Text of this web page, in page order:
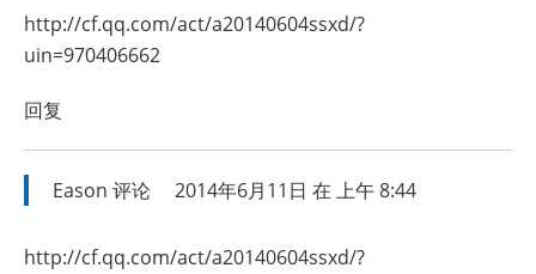
http://cf.qq.com/act/a20140604ssxd/?
uin=970406662
回复
Eason 评论 2014年6月11日 在 上午 8:44
http://cf.qq.com/act/a20140604ssxd/?